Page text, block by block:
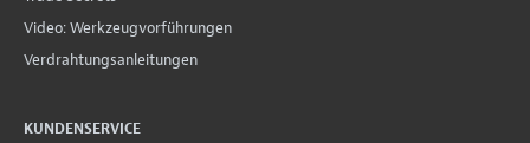
Video: Werkzeugvorführungen
Verdrahtungsanleitungen
KUNDENSERVICE